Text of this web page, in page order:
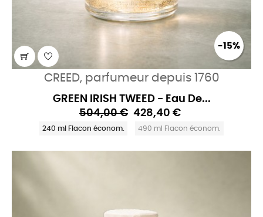
-15%
CREED, parfumeur depuis 1760
GREEN IRISH TWEED - Eau De...
504,00 € 428,40 €
240 ml Flacon économ. 490 ml Flacon économ.